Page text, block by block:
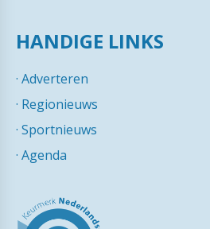
HANDIGE LINKS
· Adverteren
· Regionieuws
· Sportnieuws
· Agenda